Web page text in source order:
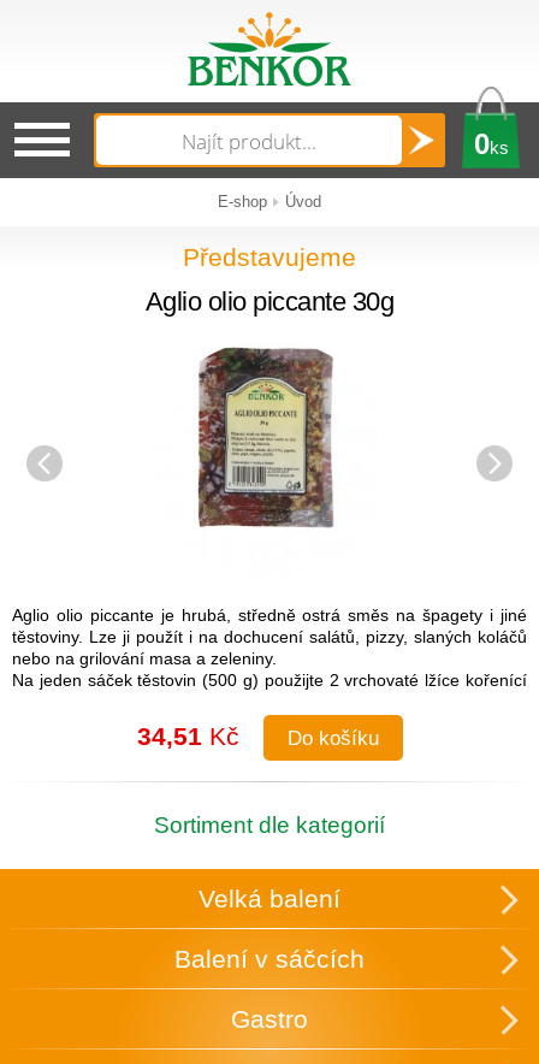
0ks
E-shop Úvod
Představujeme
Aglio olio piccante 30g
Aglio olio piccante je hrubá, středně ostrá směs na špagety i jiné
těstoviny. Lze ji použít i na dochucení salátů, pizzy, slaných koláčů
nebo na grilování masa a zeleniny.
Na jeden sáček těstovin (500 g) použijte 2 vrchovaté lžíce kořenící
Návod na přípravu: Do uvařených těstovin přimíchejte kořenící
směs a lžíci olivového oleje. Je možné také na pánvi olivový olej
rozehřát a koření na něm zlehka opražit, aby se rozvonělo a
následně přidat směs k těstovinám.
v obchodě.
Uchovávejte v suchu a temnu.
34,51Kč Do košíku
Sortiment dle kategorií
Velká balení
Balení v sáčcích
Gastro